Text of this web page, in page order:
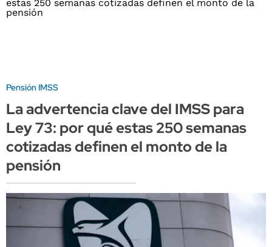
Pensión IMSS
La advertencia clave del IMSS para
Ley 73: por qué estas 250 semanas
cotizadas definen el monto de la
pensión